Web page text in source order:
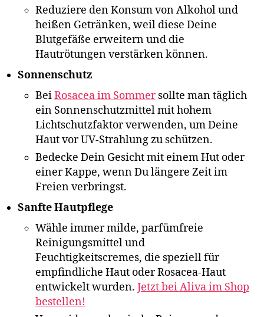
Reduziere den Konsum von Alkohol und
heißen Getränken, weil diese Deine
Blutgefäße erweitern und die
Hautrötungen verstärken können.
Sonnenschutz
BeiRosacea im Sommersollte man täglich
ein Sonnenschutzmittel mit hohem
Lichtschutzfaktor verwenden, um Deine
Haut vor UV-Strahlung zu schützen.
Bedecke Dein Gesicht mit einem Hut oder
einer Kappe, wenn Du längere Zeit im
Freien verbringst.
Sanfte Hautpflege
Wähle immer milde, parfümfreie
Reinigungsmittel und
Feuchtigkeitscremes, die speziell für
empfindliche Haut oder Rosacea-Haut
entwickelt wurden. Jetzt bei Aliva im Shop
bestellen!